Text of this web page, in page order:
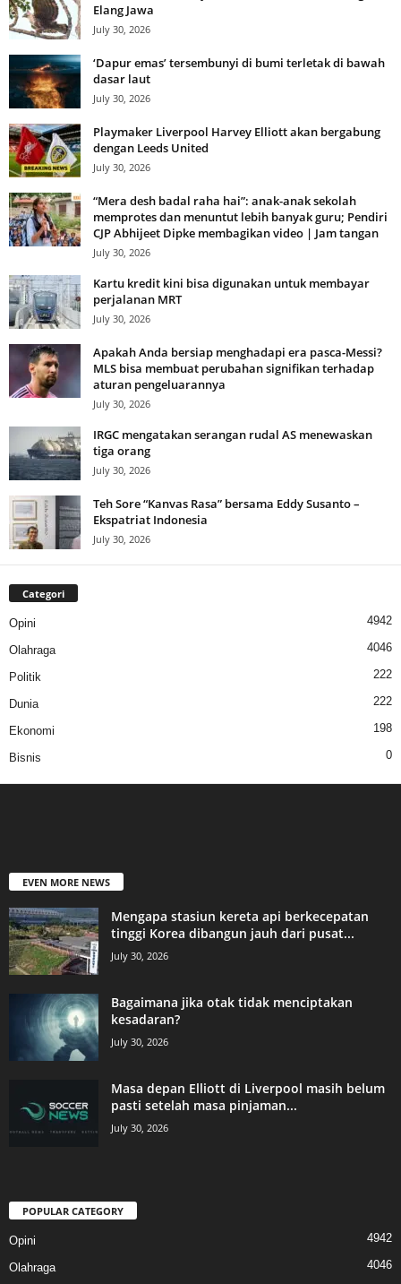
Elang Jawa
July 30, 2026
‘Dapur emas’ tersembunyi di bumi terletak di bawah
dasar laut
July 30, 2026
Playmaker Liverpool Harvey Elliott akan bergabung
dengan Leeds United
July 30, 2026
“Mera desh badal raha hai”: anak-anak sekolah
memprotes dan menuntut lebih banyak guru; Pendiri
CJP Abhijeet Dipke membagikan video | Jam tangan
July 30, 2026
Kartu kredit kini bisa digunakan untuk membayar
perjalanan MRT
July 30, 2026
Apakah Anda bersiap menghadapi era pasca-Messi?
MLS bisa membuat perubahan signifikan terhadap
aturan pengeluarannya
July 30, 2026
IRGC mengatakan serangan rudal AS menewaskan
tiga orang
July 30, 2026
Teh Sore “Kanvas Rasa” bersama Eddy Susanto –
Ekspatriat Indonesia
July 30, 2026
Categori
Opini 4942
Olahraga 4046
Politik 222
Dunia 222
Ekonomi 198
Bisnis 0
EVEN MORE NEWS
Mengapa stasiun kereta api berkecepatan
tinggi Korea dibangun jauh dari pusat...
July 30, 2026
Bagaimana jika otak tidak menciptakan
kesadaran?
July 30, 2026
Masa depan Elliott di Liverpool masih belum
pasti setelah masa pinjaman...
July 30, 2026
POPULAR CATEGORY
Opini 4942
Olahraga 4046